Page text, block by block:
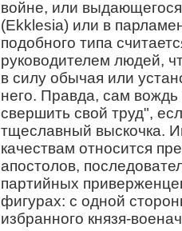
войне, или
(Ekklesia) или в
подобного типа
руководителем людей,
в силу обычая или
него. Правда, сам
свершить свой труд",
тщеславный выскочка.
качествам относится
апостолов,
партийных
фигурах: с одной
избранного князя-